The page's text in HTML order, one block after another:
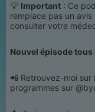
💡 Important : Ce
remplace pas un
consulter votre
Nouvel épisode
📲 Retrouvez-moi
programmes sur